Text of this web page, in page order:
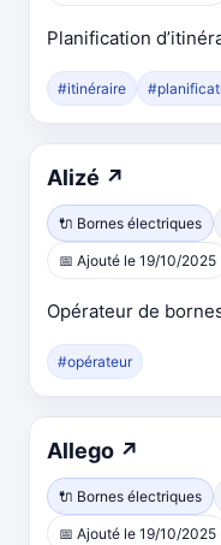
Planification
#itinéraire
Alizé ↗
🔌 Bornes électriques
📅 Ajouté le 19/10/2025
Opérateur de
#opérateur
Allego ↗
🔌 Bornes électriques
📅 Ajouté le 19/10/2025